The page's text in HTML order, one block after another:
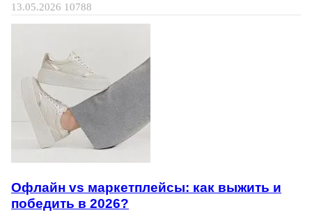
13.05.2026 10788
Офлайн vs маркетплейсы: как выжить и
победить в 2026?